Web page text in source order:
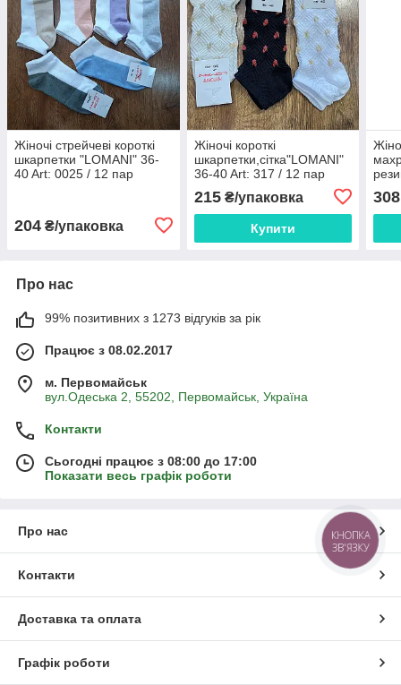
Жіночі стрейчеві короткі
шкарпетки "LOMANI" 36-
40 Art: 0025 / 12 пар
204 ₴/упаковка
Жіночі короткі
шкарпетки,сітка"LOMANI"
36-40 Art: 317 / 12 пар
215₴/упаковка
Купити
308
Про нас
99% позитивних з 1273 відгуків за рік
Працює з 08.02.2017
м. Первомайськ
вул.Одеська 2, 55202, Первомайськ, Україна
Контакти
Сьогодні працює з 08:00 до 17:00
Показати весь графік роботи
Про нас
Контакти
Доставка та оплата
Графік роботи
КНОПКА
ЗВ'ЯЗКУ